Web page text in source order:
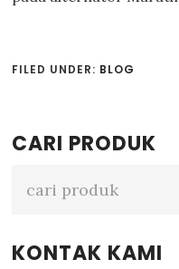
FILED UNDER: BLOG
Primary
Sidebar
CARI PRODUK
KONTAK KAMI